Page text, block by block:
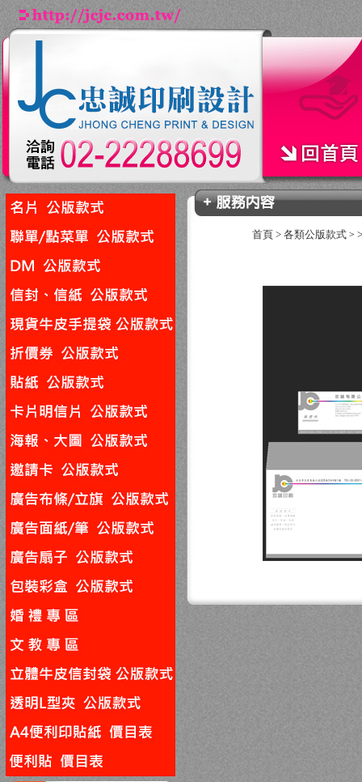
首頁 >各類公版款式 >